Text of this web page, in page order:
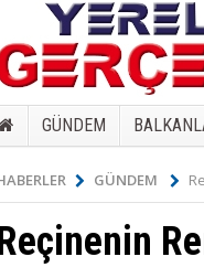
GÜNDEM
GÜNDEM